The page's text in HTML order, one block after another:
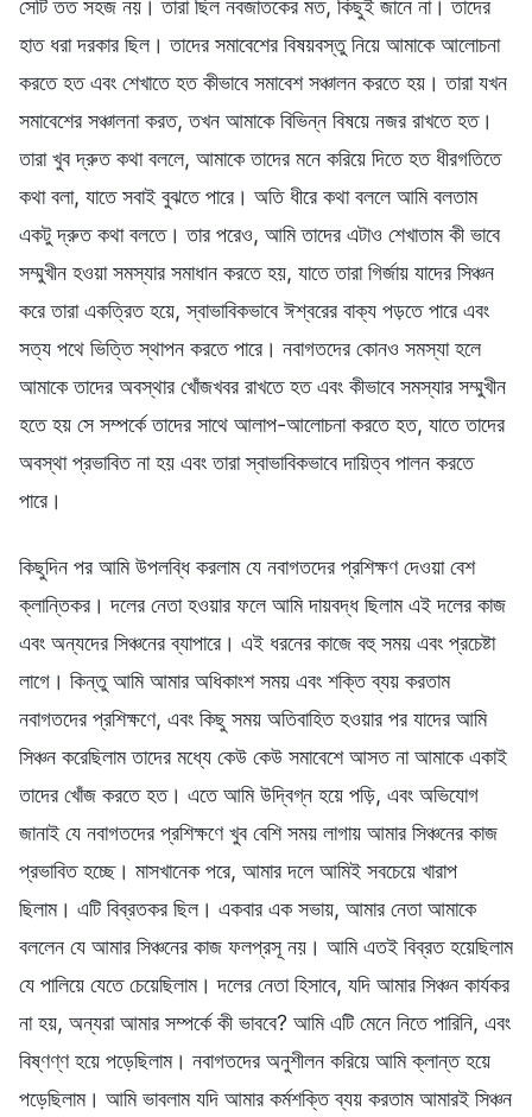
সেটি তত সহজ নয়। তারা ছিল নবজাতকের মত, কিছুই জানে না। তাদের
হাত ধরা দরকার ছিল। তাদের সমাবেশের বিষয়বস্তু নিয়ে আমাকে আলোচনা
করতে হত এবং শেখাতে হত কীভাবে সমাবেশ সঞ্চালন করতে হয়। তারা যখন
সমাবেশের সঞ্চালনা করত, তখন আমাকে বিভিন্ন বিষয়ে নজর রাখতে হত।
তারা খুব দ্রুত কথা বললে, আমাকে তাদের মনে করিয়ে দিতে হত ধীরগতিতে
কথা বলা, যাতে সবাই বুঝতে পারে। অতি ধীরে কথা বললে আমি বলতাম
একটু দ্রুত কথা বলতে। তার পরেও, আমি তাদের এটাও শেখাতাম কী ভাবে
সম্মুখীন হওয়া সমস্যার সমাধান করতে হয়, যাতে তারা গির্জায় যাদের সিঞ্চন
করে তারা একত্রিত হয়ে, স্বাভাবিকভাবে ঈশ্বরের বাক্য পড়তে পারে এবং
সত্য পথে ভিত্তি স্থাপন করতে পারে। নবাগতদের কোনও সমস্যা হলে
আমাকে তাদের অবস্থার খোঁজখবর রাখতে হত এবং কীভাবে সমস্যার সম্মুখীন
হতে হয় সে সম্পর্কে তাদের সাথে আলাপ-আলোচনা করতে হত, যাতে তাদের
অবস্থা প্রভাবিত না হয় এবং তারা স্বাভাবিকভাবে দায়িত্ব পালন করতে
পারে।
কিছুদিন পর আমি উপলব্ধি করলাম যে নবাগতদের প্রশিক্ষণ দেওয়া বেশ
ক্লান্তিকর। দলের নেতা হওয়ার ফলে আমি দায়বদ্ধ ছিলাম এই দলের কাজ
এবং অন্যদের সিঞ্চনের ব্যাপারে। এই ধরনের কাজে বহু সময় এবং প্রচেষ্টা
লাগে। কিন্তু আমি আমার অধিকাংশ সময় এবং শক্তি ব্যয় করতাম
নবাগতদের প্রশিক্ষণে, এবং কিছু সময় অতিবাহিত হওয়ার পর যাদের আমি
সিঞ্চন করেছিলাম তাদের মধ্যে কেউ কেউ সমাবেশে আসত না আমাকে একাই
তাদের খোঁজ করতে হত। এতে আমি উদ্বিগ্ন হয়ে পড়ি, এবং অভিযোগ
জানাই যে নবাগতদের প্রশিক্ষণে খুব বেশি সময় লাগায় আমার সিঞ্চনের কাজ
প্রভাবিত হচ্ছে। মাসখানেক পরে, আমার দলে আমিই সবচেয়ে খারাপ
ছিলাম। এটি বিব্রতকর ছিল। একবার এক সভায়, আমার নেতা আমাকে
বললেন যে আমার সিঞ্চনের কাজ ফলপ্রসূ নয়। আমি এতই বিব্রত হয়েছিলাম
যে পালিয়ে যেতে চেয়েছিলাম। দলের নেতা হিসাবে, যদি আমার সিঞ্চন কার্যকর
না হয়, অন্যরা আমার সম্পর্কে কী ভাববে? আমি এটি মেনে নিতে পারিনি, এবং
বিষ্ণণ্ণ হয়ে পড়েছিলাম। নবাগতদের অনুশীলন করিয়ে আমি ক্লান্ত হয়ে
পড়েছিলাম। আমি ভাবলাম যদি আমার কর্মশক্তি ব্যয় করতাম আমারই সিঞ্চন